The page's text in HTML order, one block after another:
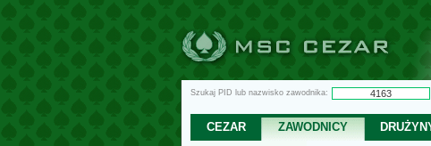
Szukaj PID lub nazwisko zawodnika:
CEZAR ZAWODNICY